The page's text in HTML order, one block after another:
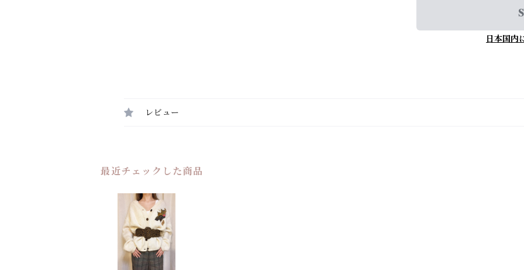
日本国内
レビュー
最近チェックした商品